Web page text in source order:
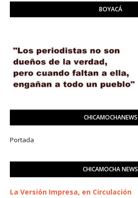
BOYACÁ
CHICAMOCHANEWS
Portada
CHICAMOCHA NEWS
La Versión Impresa, en Circulación